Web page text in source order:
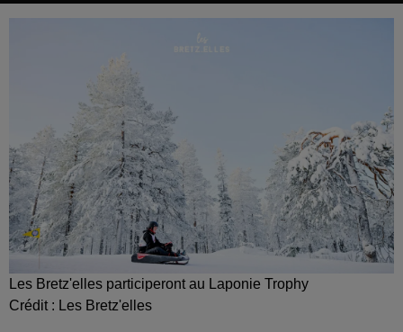
Les Bretz'elles participeront au Laponie Trophy
Crédit : Les Bretz'elles